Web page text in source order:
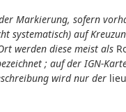
Markierung, sofern
systematisch) auf
werden diese meist als
; auf der IGN-
wird nur der